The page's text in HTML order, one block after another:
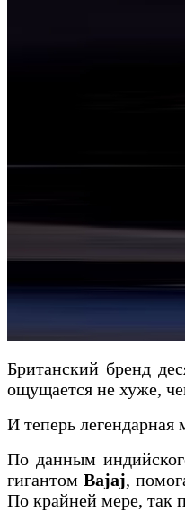
Британский бренд
ощущается не хуже,
И теперь легендарная
По данным
гигантом Bajaj,
По крайней мере, так